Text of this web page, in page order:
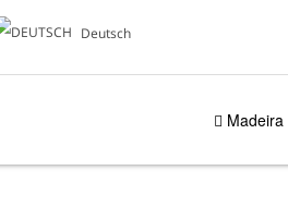
Deutsch
Madeira